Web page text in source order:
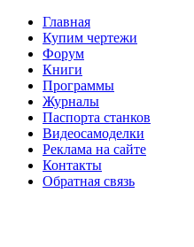
Главная
Купим чертежи
Форум
Книги
Программы
Журналы
Паспорта станков
Видеосамоделки
Реклама на сайте
Контакты
Обратная связь